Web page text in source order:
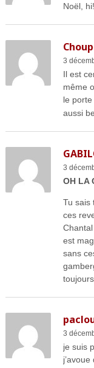
Noël,
3
Il est
même
le
aussi
3
OH LA
Tu sais
ces
est
sans
3
je suis